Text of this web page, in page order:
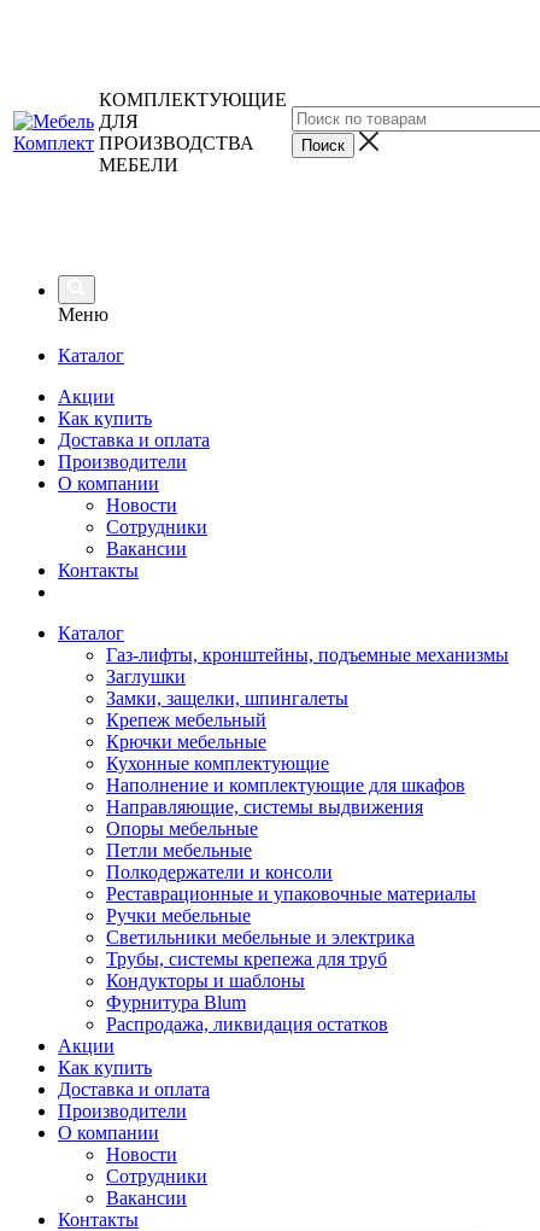
КОМПЛЕКТУЮЩИЕ
ДЛЯ
ПРОИЗВОДСТВА
МЕБЕЛИ
Меню
Каталог
Акции
Как купить
Доставка и оплата
Производители
О компании
Новости
Сотрудники
Вакансии
Контакты
Каталог
Газ-лифты, кронштейны, подъемные механизмы
Заглушки
Замки, защелки, шпингалеты
Крепеж мебельный
Крючки мебельные
Кухонные комплектующие
Наполнение и комплектующие для шкафов
Направляющие, системы выдвижения
Опоры мебельные
Петли мебельные
Полкодержатели и консоли
Реставрационные и упаковочные материалы
Ручки мебельные
Светильники мебельные и электрика
Трубы, системы крепежа для труб
Кондукторы и шаблоны
Фурнитура Blum
Распродажа, ликвидация остатков
Акции
Как купить
Доставка и оплата
Производители
О компании
Новости
Сотрудники
Вакансии
Контакты